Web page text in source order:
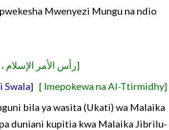
Mwenyezi Mungu na ndio
[رأس الأمر
Swala] [ Imepokewa na Al-Ttirmidhy]
bila ya wasita (Ukati) wa Malaika
duniani kupitia kwa Malaika Jibrilu-